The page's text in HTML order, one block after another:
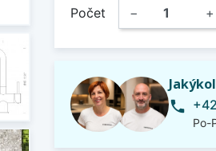
Počet − +
phone
Po-